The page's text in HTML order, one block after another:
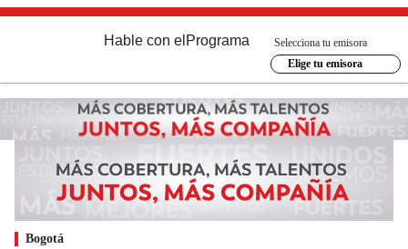
Hable con el Programa
Selecciona tu emisora
Elige tu emisora
Bogotá